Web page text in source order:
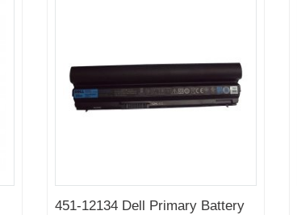
451-12134 Dell Primary Battery